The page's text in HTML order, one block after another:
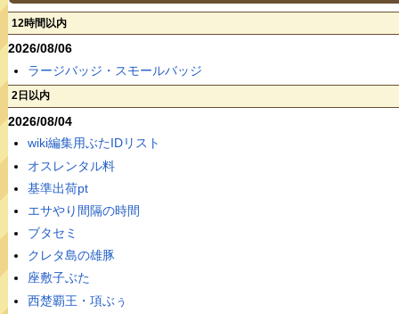
12時間以内
2026/08/06
ラージバッジ・スモールバッジ
2日以内
2026/08/04
wiki編集用ぶたIDリスト
オスレンタル料
基準出荷pt
エサやり間隔の時間
ブタセミ
クレタ島の雄豚
座敷子ぶた
西楚覇王・項ぶぅ